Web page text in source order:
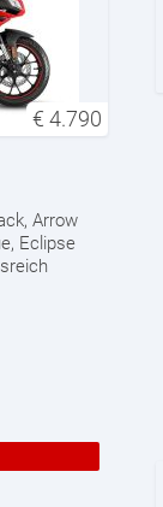
€ 4.790
Arrow
Eclipse